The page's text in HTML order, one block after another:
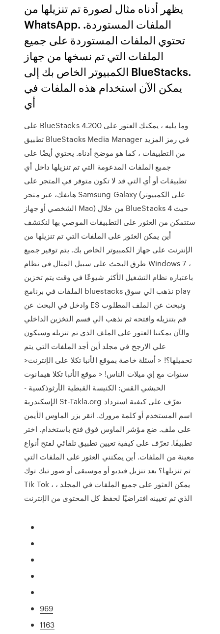
يظهر أدناه مثال لصورة تم تنزيلها من
WhatsApp. الملفات المستوردة.
تحتوي الملفات المستوردة على جميع
الملفات التي تم نسخها من جهاز
الكمبيوتر الخاص بك إلى BlueStacks.
يمكن الآن استخدام هذه الملفات في
أي
على BlueStacks 4.200 وما يليه ، يمكنك العثور على
تطبيق BlueStacks Media Manager في رمز المزيد
من التطبيقات ، كما هو موضح أدناه. يحتوي أيضًا على
جميع الملفات المدعومة التي تم تنزيلها داخل أي
تطبيقات أو أي التي قد لا تكون متوفر في المتجر على
هاتفك، عبر متجر Samsung Galaxy (على الكمبيوتر
الشخصي أو جهاز Mac) من خلال BlueStacks 4 حيث
ستتمكن من العثور على التطبيقات الموصي بها لنكتشف
أين يمكن العثور على الملفات التي تم تنزيلها من
الإنترنت على جهاز الكمبيوتر الخاص بك. يتم توفير جميع
طرق البحث على سبيل المثال في نظام Windows 7 ،
باعتباره نظام التشغيل الأكثر شيوعًا في وقت يتم تخزين
الملفات في برنامج bluestacks نذهب الي سوق play
وادخل في البحث عن ES ونبحث عن الملف المطلوب
قم بتنزيله وافتحه ثم نذهب الي قسم التخزين الداخلي
والآن يمكننا العثور علي الملف الذي تم تنزيله وسيكون
علي الارجح في مجلد أين أجد الملفات التي يتم
تحميلها؟! < أسئلة خاصة بموقع الأنبا تكلا على الإنترنت<
سنوات مع إي ميلات الناس! < موقع الأنبا تكلا هيمانوت
الحبشي القس: الكنيسة القبطية الأرثوذكسية -
الإسكندرية St-Takla.org تعرّف على كيفية استرداد
اسم المستخدم أو كلمة مرورك. انقر بزر الماوس الأيمن
على ملف. ضع مؤشر الماوس فوق فتح باستخدام. اختر
تطبيقًا. تعرّف على كيفية تعيين تطبيق تلقائي لفتح أنواع
معينة من الملفات. أين يمكنني العثور على الملفات التي
تم تنزيلها؟ بعد تنزيل فيديو أو موسيقى أو صور تيك توك
Tik Tok ، يمكن العثور على جميع الملفات في المجلد ،
الذي تم تعيينه افتراضيًا لحفظ كل المحتوى من الإنترنت
969
1163